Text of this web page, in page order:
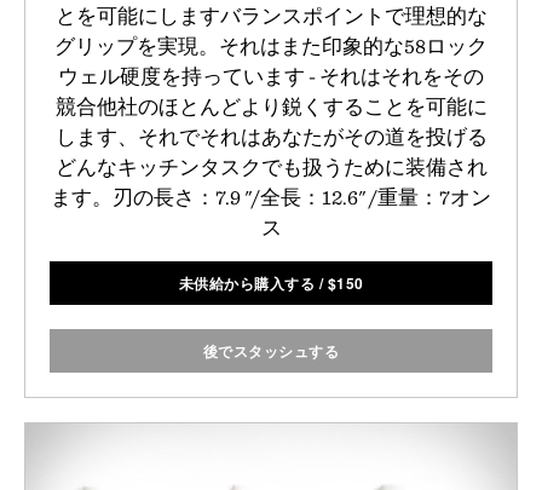
とを可能にしますバランスポイントで理想的な
グリップを実現。それはまた印象的な58ロック
ウェル硬度を持っています - それはそれをその
競合他社のほとんどより鋭くすることを可能に
します、それでそれはあなたがその道を投げる
どんなキッチンタスクでも扱うために装備され
ます。刃の長さ：7.9 "/全長：12.6" /重量：7オン
ス
未供給から購入する /$150
後でスタッシュする